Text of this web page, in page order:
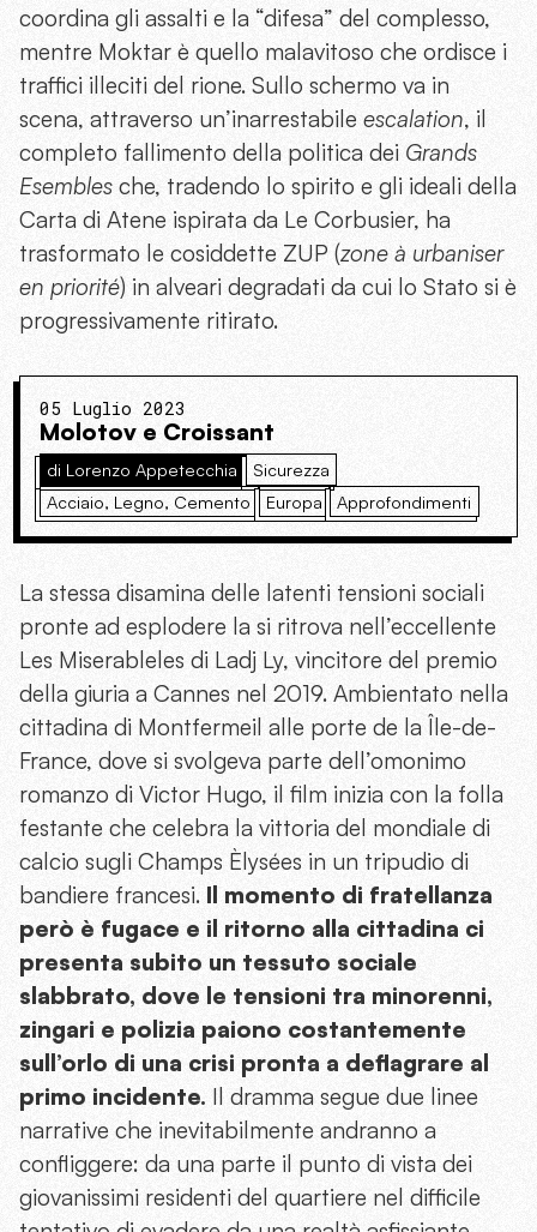
coordina gli assalti e la “difesa” del complesso,
mentre Moktar è quello malavitoso che ordisce i
traffici illeciti del rione. Sullo schermo va in
scena, attraverso un’inarrestabile escalation, il
completo fallimento della politica dei Grands
Esembles che, tradendo lo spirito e gli ideali della
Carta di Atene ispirata da Le Corbusier, ha
trasformato le cosiddette ZUP (zone à urbaniser
en priorité) in alveari degradati da cui lo Stato si è
progressivamente ritirato.
05 Luglio 2023
Molotov e Croissant
di Lorenzo Appetecchia
Sicurezza
Acciaio, Legno, Cemento
Europa Approfondimenti
La stessa disamina delle latenti tensioni sociali
pronte ad esplodere la si ritrova nell’eccellente
Les Miserableles di Ladj Ly, vincitore del premio
della giuria a Cannes nel 2019. Ambientato nella
cittadina di Montfermeil alle porte de la Île-de-
France, dove si svolgeva parte dell’omonimo
romanzo di Victor Hugo, il film inizia con la folla
festante che celebra la vittoria del mondiale di
calcio sugli Champs Èlysées in un tripudio di
bandiere francesi. Il momento di fratellanza
però è fugace e il ritorno alla cittadina ci
presenta subito un tessuto sociale
slabbrato, dove le tensioni tra minorenni,
zingari e polizia paiono costantemente
sull’orlo di una crisi pronta a deflagrare al
primo incidente. Il dramma segue due linee
narrative che inevitabilmente andranno a
confliggere: da una parte il punto di vista dei
giovanissimi residenti del quartiere nel difficile